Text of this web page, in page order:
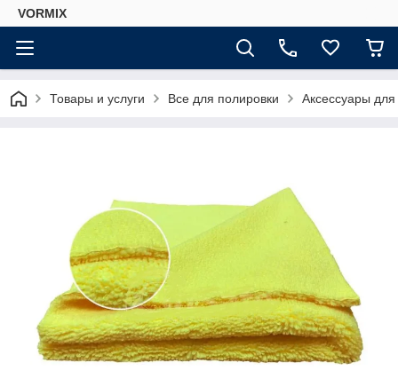
VORMIX
Товары и услуги Все для полировки Аксессуары